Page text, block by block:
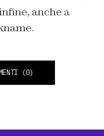
anche a
(0)